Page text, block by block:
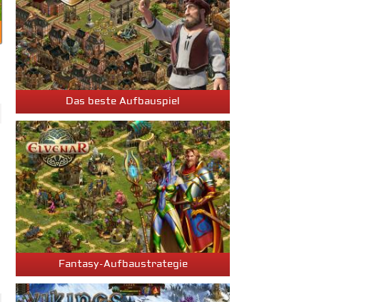
Das beste Aufbauspiel
Fantasy-Aufbaustrategie